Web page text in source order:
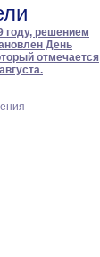
году, решением
День
отмечается